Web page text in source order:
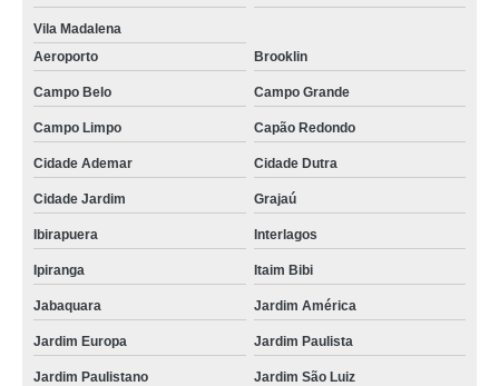
Vila Madalena
Aeroporto
Brooklin
Campo Belo Campo Grande
Campo Limpo Capão Redondo
Cidade Ademar Cidade Dutra
Cidade Jardim Grajaú
Ibirapuera Interlagos
Ipiranga Itaim Bibi
Jabaquara Jardim América
Jardim Europa Jardim Paulista
Jardim Paulistano Jardim São Luiz